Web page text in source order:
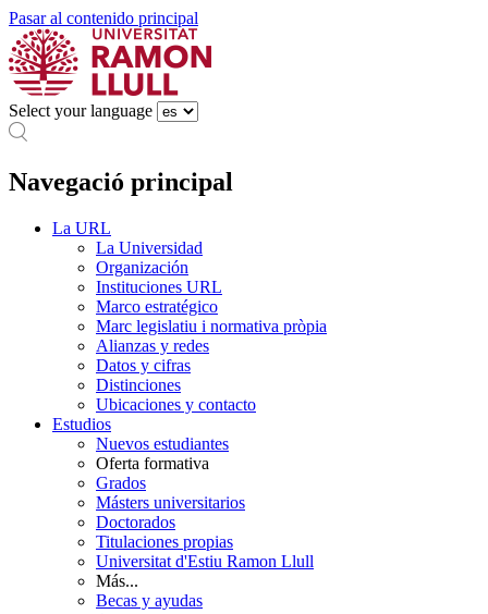
Pasar al contenido principal
Select your language
Navegació principal
La URL
La Universidad
Organización
Instituciones URL
Marco estratégico
Marc legislatiu i normativa pròpia
Alianzas y redes
Datos y cifras
Distinciones
Ubicaciones y contacto
Estudios
Nuevos estudiantes
Oferta formativa
Grados
Másters universitarios
Doctorados
Titulaciones propias
Universitat d'Estiu Ramon Llull
Más...
Becas y ayudas